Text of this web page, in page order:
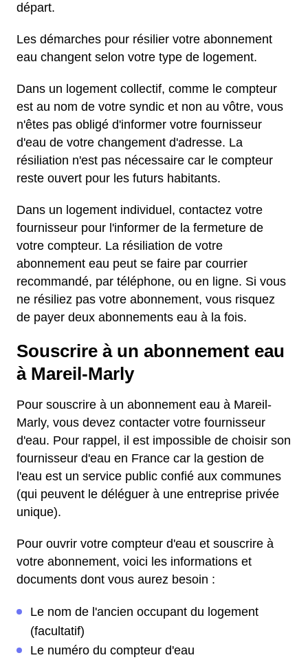
départ.
Les démarches pour résilier votre abonnement
eau changent selon votre type de logement.
Dans un logement collectif, comme le compteur
est au nom de votre syndic et non au vôtre, vous
n'êtes pas obligé d'informer votre fournisseur
d'eau de votre changement d'adresse. La
résiliation n'est pas nécessaire car le compteur
reste ouvert pour les futurs habitants.
Dans un logement individuel, contactez votre
fournisseur pour l'informer de la fermeture de
votre compteur. La résiliation de votre
abonnement eau peut se faire par courrier
recommandé, par téléphone, ou en ligne. Si vous
ne résiliez pas votre abonnement, vous risquez
de payer deux abonnements eau à la fois.
Souscrire à un abonnement eau
à Mareil-Marly
Pour souscrire à un abonnement eau à Mareil-
Marly, vous devez contacter votre fournisseur
d'eau. Pour rappel, il est impossible de choisir son
fournisseur d'eau en France car la gestion de
l'eau est un service public confié aux communes
(qui peuvent le déléguer à une entreprise privée
unique).
Pour ouvrir votre compteur d'eau et souscrire à
votre abonnement, voici les informations et
documents dont vous aurez besoin :
Le nom de l'ancien occupant du logement
(facultatif)
Le numéro du compteur d'eau